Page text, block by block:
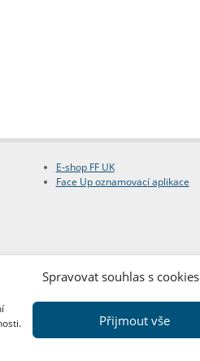
Spravovat souhlas s cookies
Přijmout vše
E-shop FF UK
Face Up oznamovací aplikace